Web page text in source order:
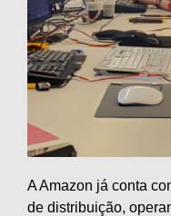
A Amazon já conta
de distribuição,